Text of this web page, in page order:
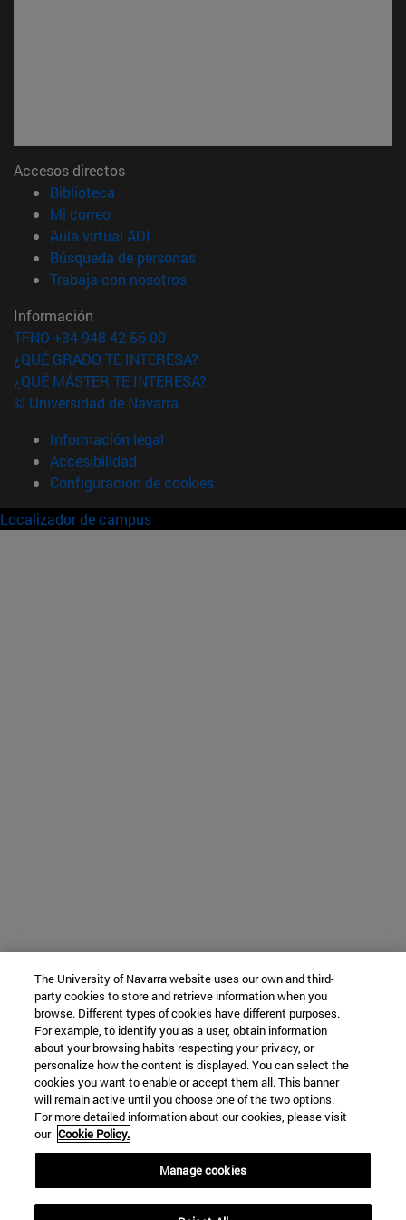
Accesos directos
Biblioteca
Mi correo(abre en nueva ventana)
Aula virtual ADI
Búsqueda de personas(abre en nueva ventana)
Trabaja con nosotros(abre en nueva ventana)
Información
TFNO +34 948 42 56 00
¿QUÉ GRADO TE INTERESA?
¿QUÉ MÁSTER TE INTERESA?
© Universidad de Navarra
Información legal
Accesibilidad
Configuración de cookies
Localizador de campus
The University of Navarra website uses our own and third-
party cookies to store and retrieve information when you
browse. Different types of cookies have different purposes.
For example, to identify you as a user, obtain information
about your browsing habits respecting your privacy, or
personalize how the content is displayed. You can select the
cookies you want to enable or accept them all. This banner
will remain active until you choose one of the two options.
For more detailed information about our cookies, please visit
our Cookie Policy.
Manage cookies